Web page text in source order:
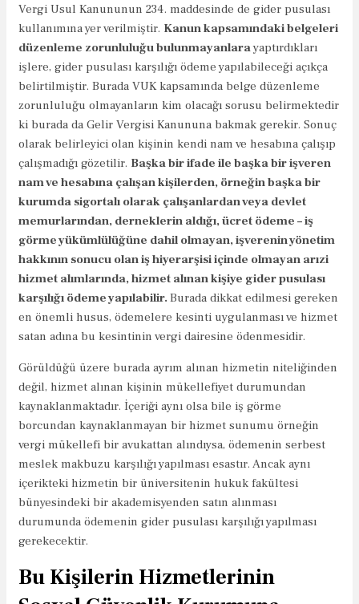
Vergi Usul Kanununun 234. maddesinde de gider pusulası
kullanımına yer verilmiştir. Kanun kapsamındaki belgeleri
düzenleme zorunluluğu bulunmayanlarayaptırdıkları
işlere, gider pusulası karşılığı ödeme yapılabileceği açıkça
belirtilmiştir. Burada VUK kapsamında belge düzenleme
zorunluluğu olmayanların kim olacağı sorusu belirmektedir
ki burada da Gelir Vergisi Kanununa bakmak gerekir. Sonuç
olarak belirleyici olan kişinin kendi nam ve hesabına çalışıp
çalışmadığı gözetilir. Başka bir ifade ile başka bir işveren
nam ve hesabına çalışan kişilerden, örneğin başka bir
kurumda sigortalı olarak çalışanlardan veya devlet
memurlarından, derneklerin aldığı, ücret ödeme – iş
görme yükümlülüğüne dahil olmayan, işverenin yönetim
hakkının sonucu olan iş hiyerarşisi içinde olmayan arızi
hizmet alımlarında, hizmet alınan kişiye gider pusulası
karşılığı ödeme yapılabilir.Burada dikkat edilmesi gereken
en önemli husus, ödemelere kesinti uygulanması ve hizmet
satan adına bu kesintinin vergi dairesine ödenmesidir.
Görüldüğü üzere burada ayrım alınan hizmetin niteliğinden
değil, hizmet alınan kişinin mükellefiyet durumundan
kaynaklanmaktadır. İçeriği aynı olsa bile iş görme
borcundan kaynaklanmayan bir hizmet sunumu örneğin
vergi mükellefi bir avukattan alındıysa, ödemenin serbest
meslek makbuzu karşılığı yapılması esastır. Ancak aynı
içerikteki hizmetin bir üniversitenin hukuk fakültesi
bünyesindeki bir akademisyenden satın alınması
durumunda ödemenin gider pusulası karşılığı yapılması
gerekecektir.
Bu Kişilerin Hizmetlerinin